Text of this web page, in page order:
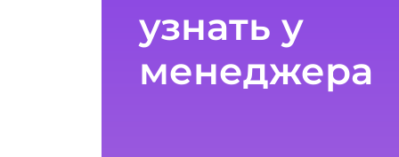
узнать у
менеджера